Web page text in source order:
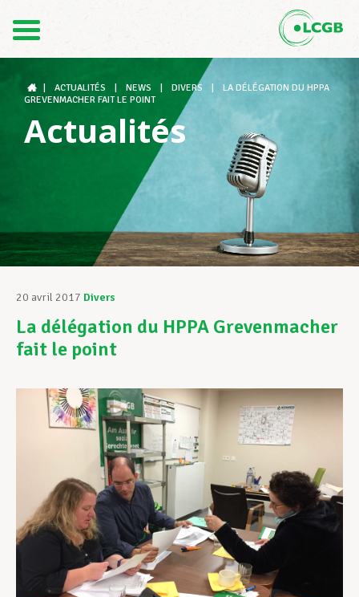
DE
Le LCGB
Structures syndicales
Assistance au Travail
Vos droits
Assistance en vie privée
Développement professionnel
Devenir Membre
Actualités
ACTUALITÉS NEWS DIVERS
LA DÉLÉGATION DU HPPA
GREVENMACHER FAIT LE POINT
Actualités
20 avril 2017 Divers
La délégation du HPPA Grevenmacher
fait le point